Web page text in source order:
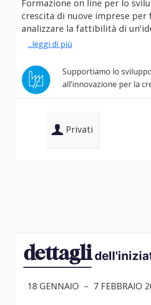
Formazione on line per lo
crescita di nuove imprese
analizzare la fattibilità di
...leggi di più
Supportiamo lo
all’innovazione per la
Privati
dettagli
18 GENNAIO – 7 FEBBRAIO